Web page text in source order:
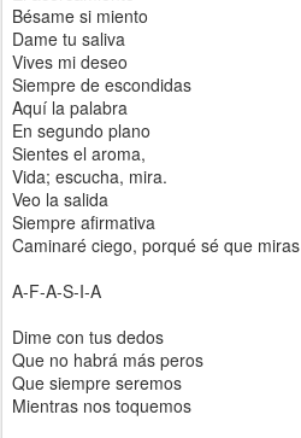
Bésame si miento
Dame tu saliva
Vives mi deseo
Siempre de escondidas
Aquí la palabra
En segundo plano
Sientes el aroma,
Vida; escucha, mira.
Veo la salida
Siempre afirmativa
Caminaré ciego, porqué sé que miras
A-F-A-S-I-A
Dime con tus dedos
Que no habrá más peros
Que siempre seremos
Mientras nos toquemos